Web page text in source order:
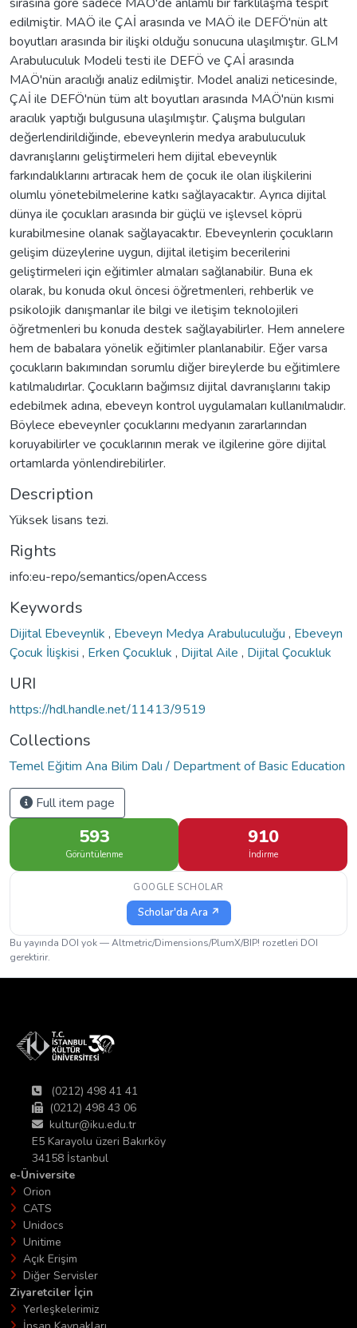
edilmiştir. MAÖ ile ÇAİ arasında ve MAÖ ile DEFÖ'nün alt
boyutları arasında bir ilişki olduğu sonucuna ulaşılmıştır. GLM
Arabuluculuk Modeli testi ile DEFÖ ve ÇAİ arasında
MAÖ'nün aracılığı analiz edilmiştir. Model analizi neticesinde,
ÇAİ ile DEFÖ'nün tüm alt boyutları arasında MAÖ'nün kısmi
aracılık yaptığı bulgusuna ulaşılmıştır. Çalışma bulguları
değerlendirildiğinde, ebeveynlerin medya arabuluculuk
davranışlarını geliştirmeleri hem dijital ebeveynlik
farkındalıklarını artıracak hem de çocuk ile olan ilişkilerini
olumlu yönetebilmelerine katkı sağlayacaktır. Ayrıca dijital
dünya ile çocukları arasında bir güçlü ve işlevsel köprü
kurabilmesine olanak sağlayacaktır. Ebeveynlerin çocukların
gelişim düzeylerine uygun, dijital iletişim becerilerini
geliştirmeleri için eğitimler almaları sağlanabilir. Buna ek
olarak, bu konuda okul öncesi öğretmenleri, rehberlik ve
psikolojik danışmanlar ile bilgi ve iletişim teknolojileri
öğretmenleri bu konuda destek sağlayabilirler. Hem annelere
hem de babalara yönelik eğitimler planlanabilir. Eğer varsa
çocukların bakımından sorumlu diğer bireylerde bu eğitimlere
katılmalıdırlar. Çocukların bağımsız dijital davranışlarını takip
edebilmek adına, ebeveyn kontrol uygulamaları kullanılmalıdır.
Böylece ebeveynler çocuklarını medyanın zararlarından
koruyabilirler ve çocuklarının merak ve ilgilerine göre dijital
ortamlarda yönlendirebilirler.
Description
Yüksek lisans tezi.
Rights
info:eu-repo/semantics/openAccess
Keywords
Dijital Ebeveynlik , Ebeveyn Medya Arabuluculuğu , Ebeveyn
Çocuk İlişkisi , Erken Çocukluk , Dijital Aile , Dijital Çocukluk
URI
https://hdl.handle.net/11413/9519
Collections
Temel Eğitim Ana Bilim Dalı / Department of Basic Education
Full item page
593
Görüntülenme
910
İndirme
GOOGLE SCHOLAR
Scholar'da Ara ↗
Bu yayında DOI yok — Altmetric/Dimensions/PlumX/BIP! rozetleri DOI
gerektirir.
(0212) 498 41 41
(0212) 498 43 06
kultur@iku.edu.tr
E5 Karayolu üzeri Bakırköy
34158 İstanbul
e-Üniversite
Orion
CATS
Unidocs
Unitime
Açık Erişim
Diğer Servisler
Ziyaretciler İçin
Yerleşkelerimiz